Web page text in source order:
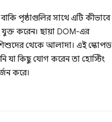
পৃষ্ঠাগুলির সাথে এটি কীভাবে
করেন। ছায়া DOM-এর
শিশুদের থেকে আলাদা। এই স্কোপড
যা কিছু যোগ করেন তা হোস্টিং
করে।